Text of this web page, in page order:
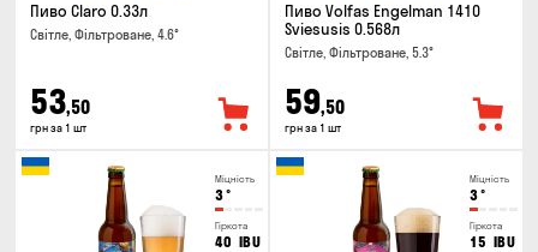
Пиво Claro 0.33л
Світле, Фільтроване, 4.6°
53,50
грн за 1 шт
Пиво Volfas Engelman 1410
Sviesusis 0.568л
Світле, Фільтроване, 5.3°
59,50
грн за 1 шт
Міцність
3°
Гіркота
40 IBU
Міцність
3°
Гіркота
15 IBU